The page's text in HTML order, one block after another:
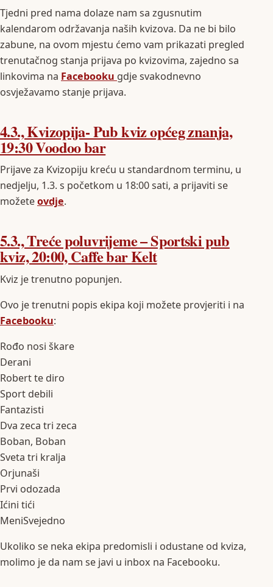
Tjedni pred nama dolaze nam sa zgusnutim
kalendarom održavanja naših kvizova. Da ne bi bilo
zabune, na ovom mjestu ćemo vam prikazati pregled
trenutačnog stanja prijava po kvizovima, zajedno sa
linkovima na Facebooku gdje svakodnevno
osvježavamo stanje prijava.
4.3., Kvizopija- Pub kviz općeg znanja,
19:30 Voodoo bar
Prijave za Kvizopiju kreću u standardnom terminu, u
nedjelju, 1.3. s početkom u 18:00 sati, a prijaviti se
možeteovdje.
5.3., Treće poluvrijeme – Sportski pub
kviz, 20:00, Caffe bar Kelt
Kviz je trenutno popunjen.
Ovo je trenutni popis ekipa koji možete provjeriti i na
Facebooku:
Rođo nosi škare
Derani
Robert te diro
Sport debili
Fantazisti
Dva zeca tri zeca
Boban, Boban
Sveta tri kralja
Orjunaši
Prvi odozada
Ićini tići
MeniSvejedno
Ukoliko se neka ekipa predomisli i odustane od kviza,
molimo je da nam se javi u inbox na Facebooku.